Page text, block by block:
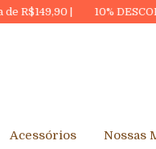
10% DESCONTO NO PIX
Acessórios Nossas